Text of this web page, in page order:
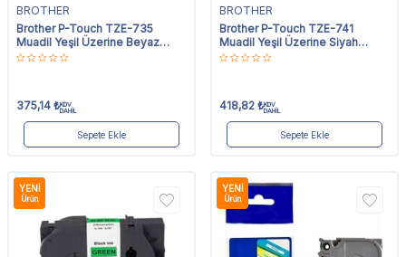
BROTHER
Brother P-Touch TZE-735
Muadil Yeşil Üzerine Beyaz
Etiket 12mm x 8m
375,14 ₺KDV
DAHİL
Sepete Ekle
BROTHER
Brother P-Touch TZE-741
Muadil Yeşil Üzerine Siyah
Etiket 18mm x 8m
418,82 ₺KDV
DAHİL
Sepete Ekle
YENI
Ürün
YENI
Ürün